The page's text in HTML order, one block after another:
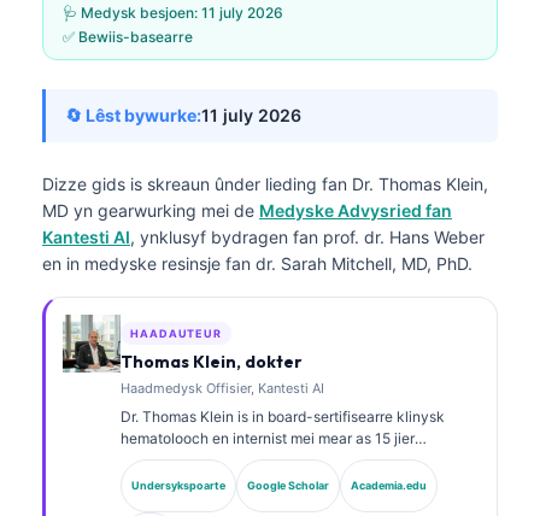
🩺 Medysk besjoen: 11 july 2026
✅ Bewiis-basearre
🔄 Lêst bywurke:11 july 2026
Dizze gids is skreaun ûnder lieding fan Dr. Thomas Klein,
MD yn gearwurking mei de Medyske Advysried fan
Kantesti AI, ynklusyf bydragen fan prof. dr. Hans Weber
en in medyske resinsje fan dr. Sarah Mitchell, MD, PhD.
HAADAUTEUR
Thomas Klein, dokter
Haadmedysk Offisier, Kantesti AI
Dr. Thomas Klein is in board-sertifisearre klinysk
hematolooch en internist mei mear as 15 jier
ûnderfining yn laboratoariummedisinen en AI-
oandreaune klinyske analyze. As Chief Medical
Officer by Kantesti AI jout hy klinysk tafersjoch op de
Undersykspoarte Google Scholar Academia.edu